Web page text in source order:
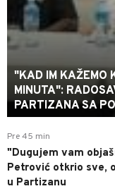
"KAD IM KAŽEMO
MINUTA":
PARTIZANA SA
Pre 45 min
"Dugujem vam
Petrović otkrio sve,
u Partizanu